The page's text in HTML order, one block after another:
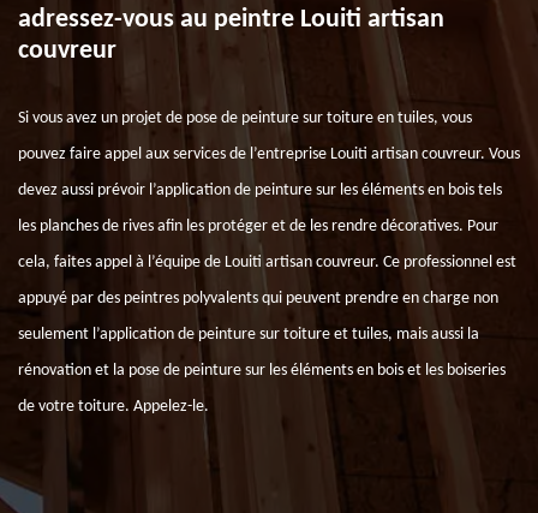
adressez-vous au peintre Louiti artisan
couvreur
Si vous avez un projet de pose de peinture sur toiture en tuiles, vous
pouvez faire appel aux services de l’entreprise Louiti artisan couvreur. Vous
devez aussi prévoir l’application de peinture sur les éléments en bois tels
les planches de rives afin les protéger et de les rendre décoratives. Pour
cela, faites appel à l’équipe de Louiti artisan couvreur. Ce professionnel est
appuyé par des peintres polyvalents qui peuvent prendre en charge non
seulement l’application de peinture sur toiture et tuiles, mais aussi la
rénovation et la pose de peinture sur les éléments en bois et les boiseries
de votre toiture. Appelez-le.